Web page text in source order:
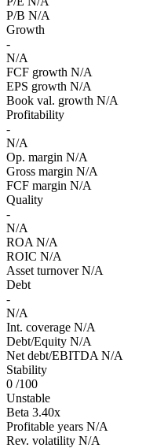
P/B N/A
Growth
-
N/A
FCF growth N/A
EPS growth N/A
Book val. growth N/A
Profitability
-
N/A
Op. margin N/A
Gross margin N/A
FCF margin N/A
Quality
-
N/A
ROA N/A
ROIC N/A
Asset turnover N/A
Debt
-
N/A
Int. coverage N/A
Debt/Equity N/A
Net debt/EBITDA N/A
Stability
0 /100
Unstable
Beta 3.40x
Profitable years N/A
Rev. volatility N/A